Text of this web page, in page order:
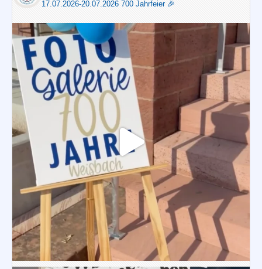
17.07.2026-20.07.2026 700 Jahrfeier 🎉